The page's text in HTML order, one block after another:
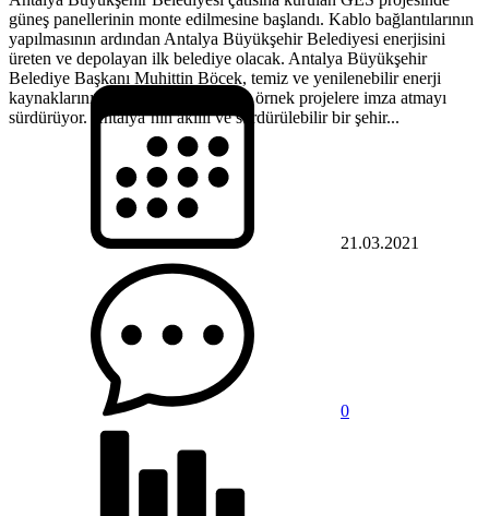
güneş panellerinin monte edilmesine başlandı. Kablo bağlantılarının
yapılmasının ardından Antalya Büyükşehir Belediyesi enerjisini
üreten ve depolayan ilk belediye olacak. Antalya Büyükşehir
Belediye Başkanı Muhittin Böcek, temiz ve yenilenebilir enerji
kaynaklarının kullanımı konusunda örnek projelere imza atmayı
sürdürüyor. Antalya’nın akıllı ve sürdürülebilir bir şehir...
21.03.2021
0